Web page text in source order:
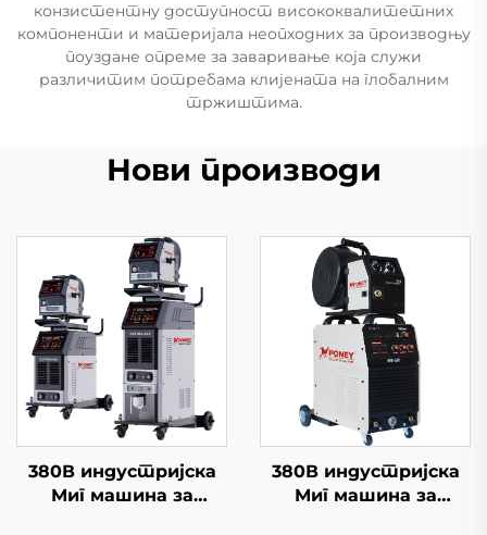
конзистентну доступност висококвалитетних
компоненти и материјала неопходних за производњу
поуздане опреме за заваривање која служи
различитим потребама клијената на глобалним
тржиштима.
Нови производи
380В индустријска
Миг машина за
380В индустријска
Миг машина за